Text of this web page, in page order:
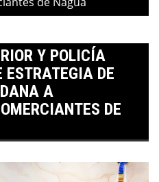
Y POLICÍA
DE
A
DE